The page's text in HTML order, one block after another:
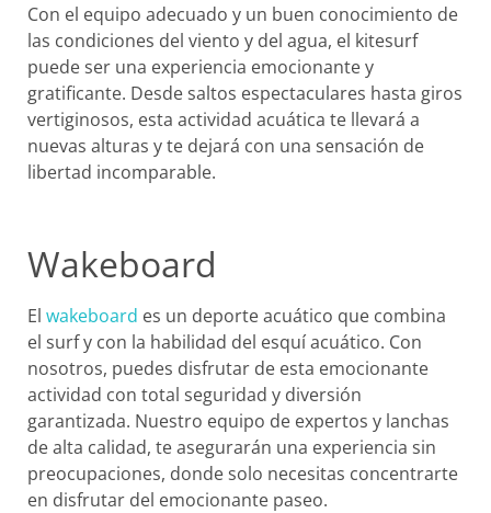
Con el equipo adecuado y un buen conocimiento de
las condiciones del viento y del agua, el kitesurf
puede ser una experiencia emocionante y
gratificante. Desde saltos espectaculares hasta giros
vertiginosos, esta actividad acuática te llevará a
nuevas alturas y te dejará con una sensación de
libertad incomparable.
Wakeboard
El wakeboard es un deporte acuático que combina
el surf y con la habilidad del esquí acuático. Con
nosotros, puedes disfrutar de esta emocionante
actividad con total seguridad y diversión
garantizada. Nuestro equipo de expertos y lanchas
de alta calidad, te asegurarán una experiencia sin
preocupaciones, donde solo necesitas concentrarte
en disfrutar del emocionante paseo.